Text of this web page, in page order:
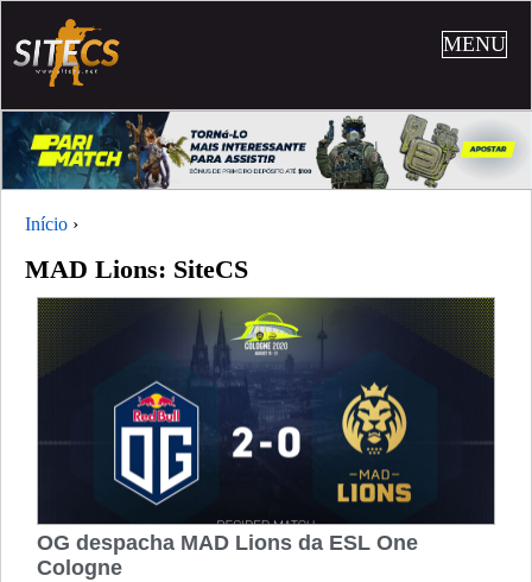
MENU
Início ›
MAD Lions: SiteCS
OG despacha MAD Lions da ESL One
Cologne